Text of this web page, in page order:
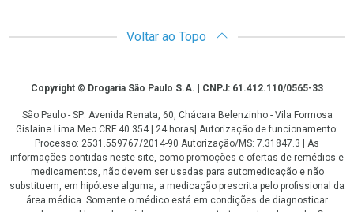
Voltar ao Topo
CopyrightCopyright © Drogaria São Paulo S.A. | CNPJ: 61.412.110/0565-33
São Paulo - SP: Avenida Renata, 60, Chácara Belenzinho - Vila Formosa
Gislaine Lima Meo CRF 40.354 | 24 horas| Autorização de funcionamento:
Processo: 2531.559767/2014-90 Autorização/MS: 7.31847.3 | As
informações contidas neste site, como promoções e ofertas de remédios e
medicamentos, não devem ser usadas para automedicação e não
substituem, em hipótese alguma, a medicação prescrita pelo profissional da
área médica. Somente o médico está em condições de diagnosticar